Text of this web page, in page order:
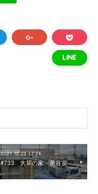
2021.12.22 17:24
#733 大草の家・美容室